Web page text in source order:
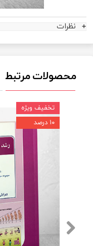
نظرات
محصولات مرتبط
تخفیف ویژه
۱۰ درصد